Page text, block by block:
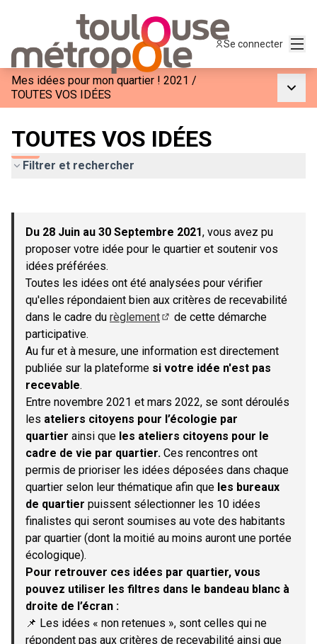
Se connecter
Mes idées pour mon quartier ! 2021 /
TOUTES VOS IDÉES
TOUTES VOS IDÉES
Filtrer et rechercher
−
Du 28 Juin au 30 Septembre 2021, vous avez pu
proposer votre idée pour le quartier et soutenir vos
idées préférées.
Toutes les idées ont été analysées pour vérifier
qu'elles répondaient bien aux critères de recevabilité
dans le cadre du règlement
de cette démarche
participative.
Au fur et à mesure, une information est directement
publiée sur la plateforme si votre idée n'est pas
recevable.
Entre novembre 2021 et mars 2022, se sont déroulés
les ateliers citoyens pour l’écologie par
quartier ainsi que les ateliers citoyens pour le
cadre de vie par quartier. Ces rencontres ont
permis de prioriser les idées déposées dans chaque
quartier selon leur thématique afin que les bureaux
de quartier puissent sélectionner les 10 idées
finalistes qui seront soumises au vote des habitants
par quartier (dont la moitié au moins auront une portée
écologique).
Pour retrouver ces idées par quartier, vous
pouvez utiliser les filtres dans le bandeau blanc à
droite de l’écran :
📌 Les idées « non retenues », sont celles qui ne
répondent pas aux critères de recevabilité ainsi que